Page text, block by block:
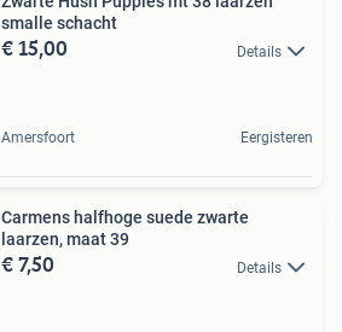
smalle schacht
€ 15,00 Details
Amersfoort Eergisteren
Carmens halfhoge suede zwarte
laarzen, maat 39
€ 7,50 Details